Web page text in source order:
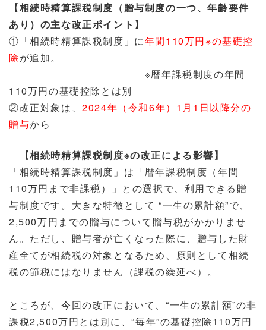
【相続時精算課税制度（贈与制度の一つ、年齢要件
あり）の主な改正ポイント】
① 「相続時精算課税制度」に年間110万円※の基礎控
除が追加。
※暦年課税制度の年間
110万円の基礎控除とは別
②改正対象は、2024年（令和6年）1月1日以降分の
贈与から
【相続時精算課税制度※の改正による影響】
「相続時精算課税制度」は「暦年課税制度（年間
110万円まで非課税）」との選択で、利用できる贈
与制度です。大きな特徴として “一生の累計額”で、
2,500万円までの贈与について贈与税がかかりませ
ん。ただし、贈与者が亡くなった際に、贈与した財
産全てが相続税の対象となるため、原則として相続
税の節税にはなりません（課税の繰延べ）。
ところが、今回の改正において、“一生の累計額”の非
課税2,500万円とは別に、“毎年”の基礎控除110万円